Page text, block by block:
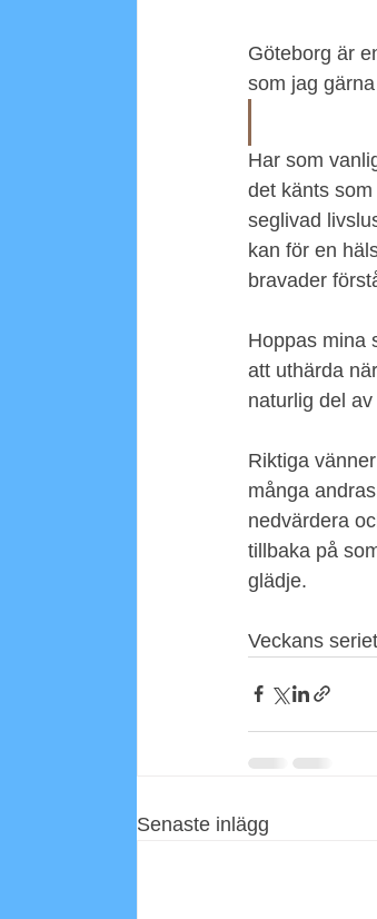
Göteborg är
som jag
Har som
det känts
seglivad
kan för en
bravader
Hoppas mina
att uthärda
naturlig del
Riktiga
många
nedvärdera
tillbaka på
glädje.
Veckans
Senaste inlägg